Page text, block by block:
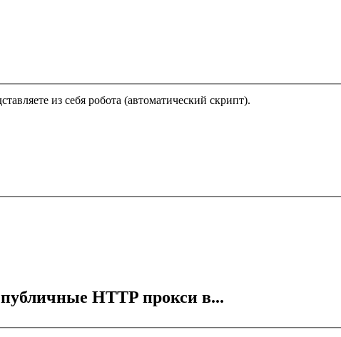
являетесь ли Вы человеком или представляете из себя робота (автоматический скрипт).
HTTP прокси в...